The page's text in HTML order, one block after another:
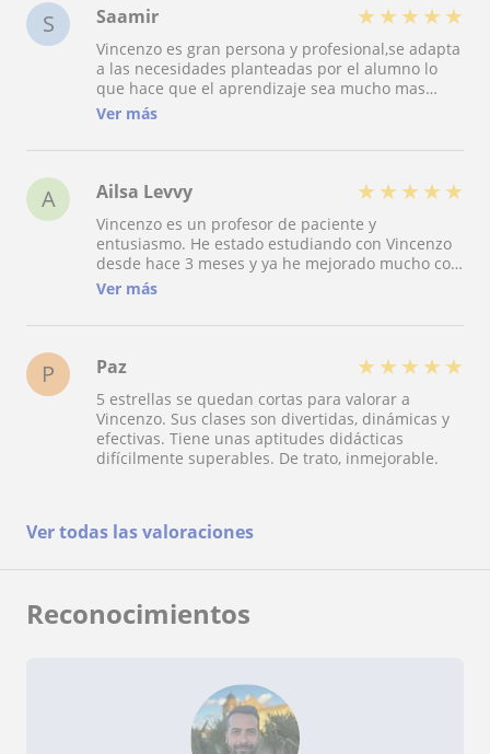
S Saamir ★ ★ ★ ★ ★
Vincenzo es gran persona y profesional,se adapta
a las necesidades planteadas por el alumno lo
que hace que el aprendizaje sea mucho mas
fluido y rapido. El precio es bastante competitivo
clases sientes que estas invirtiendo bien tu
Ver más
A Ailsa Levvy ★ ★ ★ ★ ★
Vincenzo es un profesor de paciente y
entusiasmo. He estado estudiando con Vincenzo
desde hace 3 meses y ya he mejorado mucho con
su ayuda! En las clases me siento muy cómoda y
cosa. Le recomiendo a cualquiera que quiera
progresar mas!
Ver más
P Paz ★ ★ ★ ★ ★
5 estrellas se quedan cortas para valorar a
Vincenzo. Sus clases son divertidas, dinámicas y
efectivas. Tiene unas aptitudes didácticas
difícilmente superables. De trato, inmejorable.
Ver todas las valoraciones
Reconocimientos